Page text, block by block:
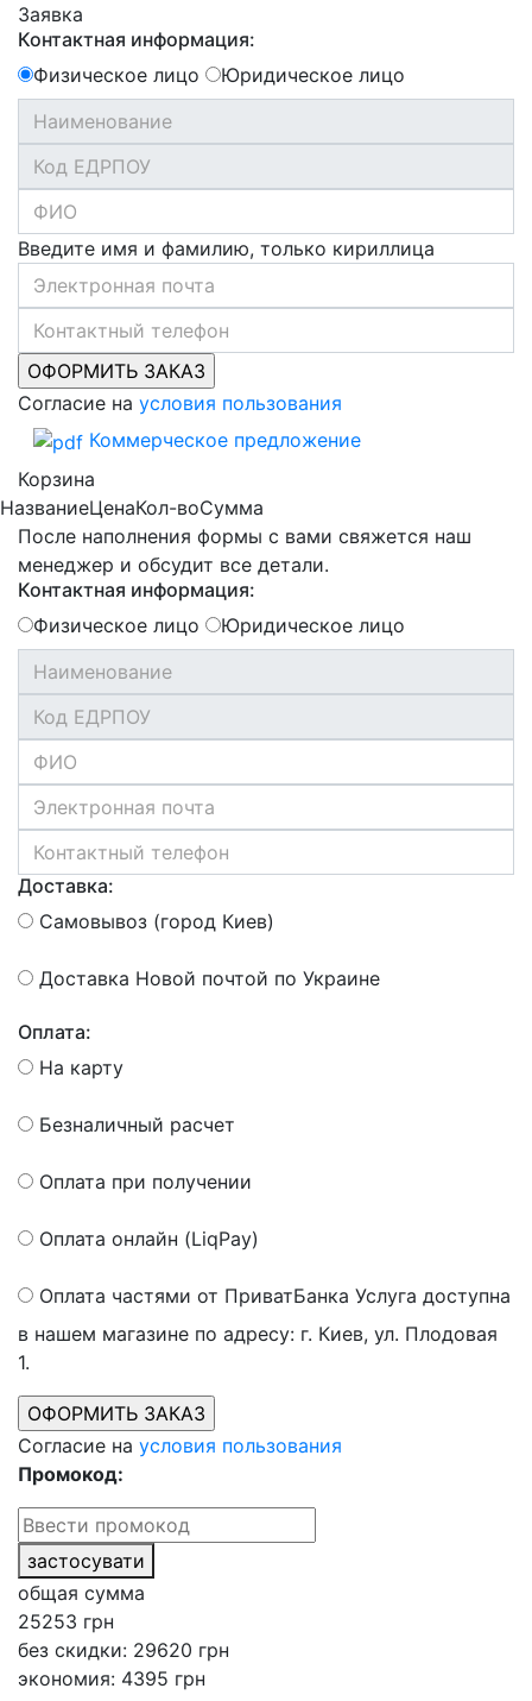
Заявка
Контактная информация:
Физическое лицо
Юридическое лицо
Введите имя и фамилию, только кириллица
Согласие на условия пользования
Коммерческое предложение
Корзина
НазваниеЦенаКол-воСумма
После наполнения формы с вами свяжется наш
менеджер и обсудит все детали.
Контактная информация:
Физическое лицо
Юридическое лицо
Доставка:
Самовывоз (город Киев)
Доставка Новой почтой по Украине
Оплата:
На карту
Безналичный расчет
Оплата при получении
Оплата онлайн (LiqPay)
Оплата частями от ПриватБанка Услуга доступна
в нашем магазине по адресу: г. Киев, ул. Плодовая
1.
Согласие на условия пользования
Промокод:
застосувати
общая сумма
25253 грн
без скидки: 29620 грн
экономия: 4395 грн